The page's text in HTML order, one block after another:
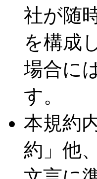
社が随
を構成
場合に
す。
本規約
約」他